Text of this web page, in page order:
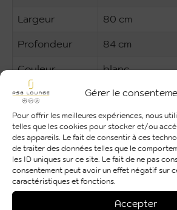
Gérer le
Pour offrir les meilleures expériences, nous
telles que les cookies pour stocker et/ou
des appareils. Le fait de consentir à ces
de traiter des données telles que le
les ID uniques sur ce site. Le fait de ne pas
consentement peut avoir un effet négatif sur
caractéristiques et fonctions.
Accepter
Largeur 80 cm
Profondeur 84 cm
Couleur blanc
Matière Polyéthylène
Utilisation Intérieure et